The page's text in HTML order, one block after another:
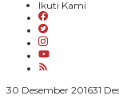
Ikuti Kami
30 Desember 201631